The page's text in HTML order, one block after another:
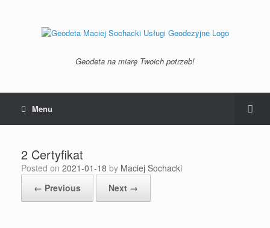
Geodeta na miarę Twoich potrzeb!
Menu
2 Certyfikat
Posted on 2021-01-18 by Maciej Sochacki
← Previous
Next →